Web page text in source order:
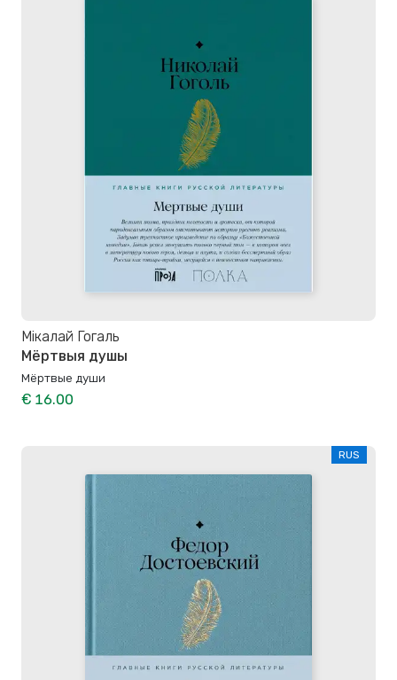
Мікалай Гогаль
Мёртвыя душы
Мёртвые души
€ 16.00
RUS